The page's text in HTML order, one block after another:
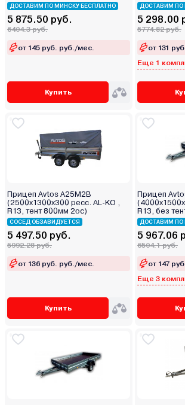
ДОСТАВИМ ПО МИНСКУ БЕСПЛАТНО
5 875.50 руб.
6404.3 руб.
от 145 руб. руб./мес.
Купить
ДОСТАВИМ ПО
5 298.00
5774.82 руб.
от 131
Еще 1
Прицеп Avtos А25М2В
(2500х1300х300 ресс. AL-KO ,
R13, тент 800мм 2ос)
СОСЕД ОБЗАВИДУЕТСЯ
5 497.50 руб.
5992.28 руб.
от 136 руб. руб./мес.
Купить
Прицеп
R13, без
ДОСТАВИМ ПО
5 967.06
6504.1 руб.
от 147
Еще 3